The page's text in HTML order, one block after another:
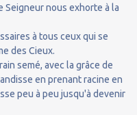
Seigneur nous exhorte à la
à tous ceux qui se
des Cieux.
semé, avec la grâce de
en prenant racine en
peu à peu jusqu'à devenir